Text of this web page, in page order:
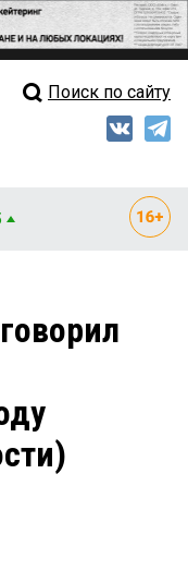
выпуск
Поиск по сайту